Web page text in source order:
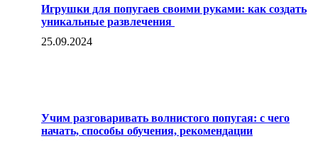
Игрушки для попугаев своими руками: как создать
уникальные развлечения
25.09.2024
Учим разговаривать волнистого попугая: с чего
начать, способы обучения, рекомендации